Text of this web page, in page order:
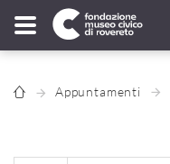
Appuntamenti